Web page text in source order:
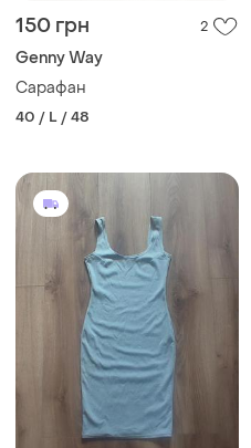
150 грн 2
Genny Way
Сарафан
40 / L / 48